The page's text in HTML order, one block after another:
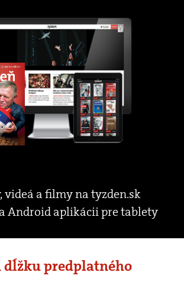
videá a filmy na tyzden.sk
Android aplikácii pre tablety
dĺžku predplatného